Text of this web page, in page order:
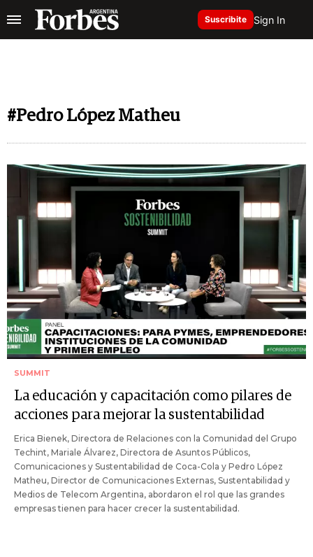
Suscribite Sign In
#Pedro López Matheu
SUMMIT
La educación y capacitación como pilares de
acciones para mejorar la sustentabilidad
Erica Bienek, Directora de Relaciones con la Comunidad del Grupo
Techint, Mariale Álvarez, Directora de Asuntos Públicos,
Comunicaciones y Sustentabilidad de Coca-Cola y Pedro López
Matheu, Director de Comunicaciones Externas, Sustentabilidad y
Medios de Telecom Argentina, abordaron el rol que las grandes
empresas tienen para hacer crecer la sustentabilidad.